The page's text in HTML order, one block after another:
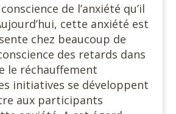
de l’anxiété qu’il
cette anxiété est
chez beaucoup de
des retards dans
le réchauffement
initiatives se développent
aux participants